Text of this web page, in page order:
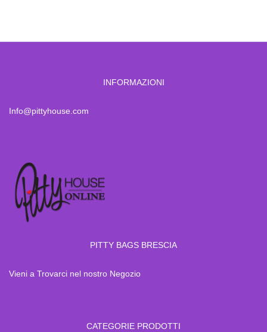
INFORMAZIONI
Info@pittyhouse.com
PITTY BAGS BRESCIA
Vieni a Trovarci nel nostro Negozio
CATEGORIE PRODOTTI